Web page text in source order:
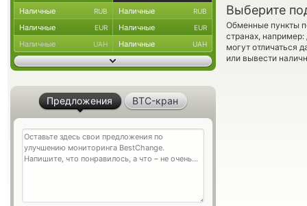
Выберите
Обменные пункты
странах, например:
могут отличаться
или вывести
Наличные RUB Наличные RUB
Наличные EUR Наличные EUR
Наличные UAH Наличные UAH
Предложения BTC-кран